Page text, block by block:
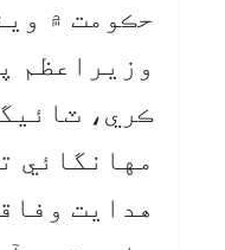
حڪومت ۾
وزيراعظم
ڪري،
مهانگائي
هدايت